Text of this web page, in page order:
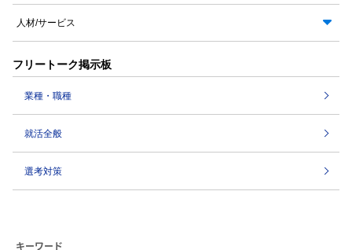
人材/サービス
フリートーク掲示板
業種・職種
就活全般
選考対策
キーワード